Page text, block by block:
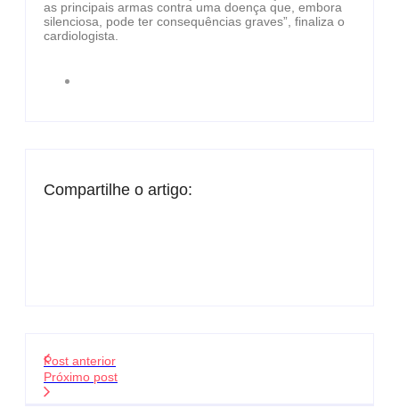
as principais armas contra uma doença que, embora
silenciosa, pode ter consequências graves”, finaliza o
cardiologista.
Compartilhe o artigo:
Post anterior
Próximo post